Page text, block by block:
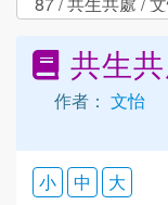
共生
作者： 文怡
小 中 大